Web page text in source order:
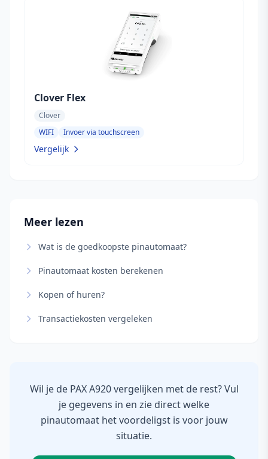
Clover Flex
Clover
WIFI
Invoer via touchscreen
Vergelijk
Meer lezen
Wat is de goedkoopste pinautomaat?
Pinautomaat kosten berekenen
Kopen of huren?
Transactiekosten vergeleken
Wil je de PAX A920 vergelijken met de rest? Vul
je gegevens in en zie direct welke
pinautomaat het voordeligst is voor jouw
situatie.